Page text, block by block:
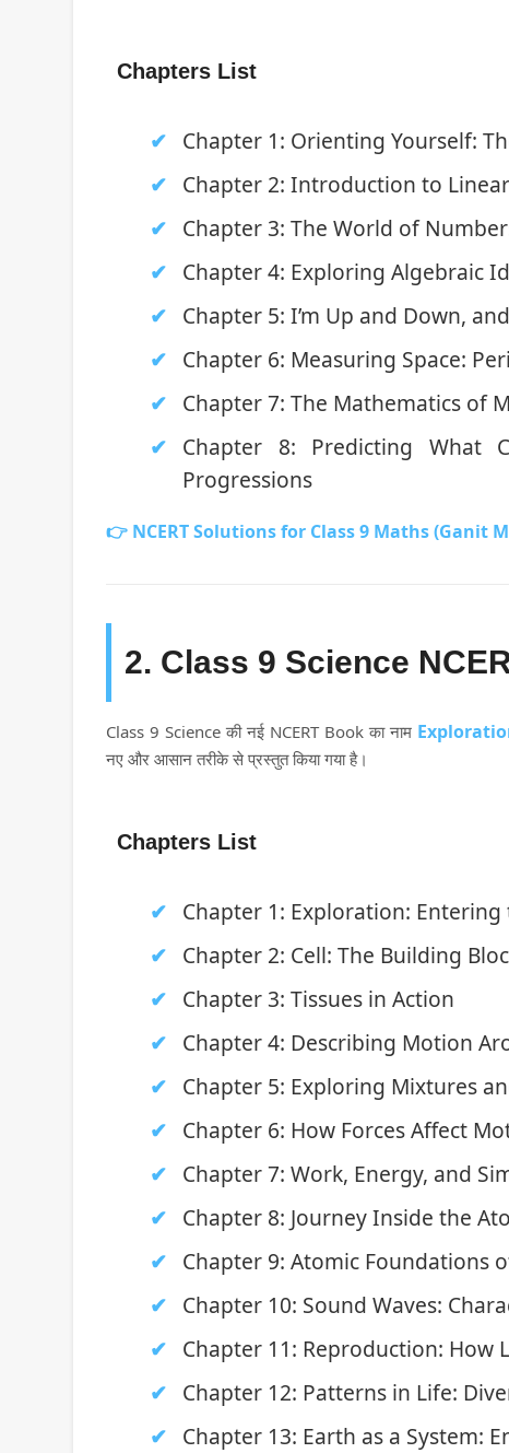
Chapters List
Chapter 1: Orienting Yourself:
Chapter 2: Introduction to
Chapter 3: The World of
Chapter 4: Exploring Algebraic
Chapter 5: I’m Up and Down,
Chapter 6: Measuring Space:
Chapter 7: The Mathematics of
Chapter 8: Predicting What
Progressions
👉 NCERT Solutions for Class 9 Maths (Ganit
2. Class 9 Science
Class 9 Science की नई NCERT Book का नाम
नए और आसान तरीके से प्रस्तुत किया गया है।
Chapters List
Chapter 1: Exploration:
Chapter 2: Cell: The Building
Chapter 3: Tissues in Action
Chapter 4: Describing Motion
Chapter 5: Exploring Mixtures
Chapter 6: How Forces Affect
Chapter 7: Work, Energy, and
Chapter 8: Journey Inside the
Chapter 9: Atomic Foundations
Chapter 10: Sound Waves:
Chapter 11: Reproduction: How
Chapter 12: Patterns in Life:
Chapter 13: Earth as a System: